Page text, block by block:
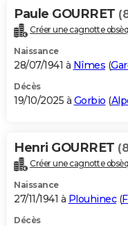
Alimentation
Guide de la santé
Maladies
Médicaments
Sommeil
VOYAGE
Destinations
City break
Voyage nature
Voyage de noces
Forum
Climat
+PHOTO
GUIDES D'ACHAT
BONS PLANS
Carte de Noël
Carte Bonne année
Carte Saint-Valentin
Carte Pâques
Carte d'anniversaire
DICTIONNAIRE
Dictionnaire
Biographies
Citations
Expressions
Proverbes
PROGRAMME TV
Paule GOURRET
Créer une cagnotte
Naissance
28/07/1941 à Nîmes (
Décès
19/10/2025 à Gorbio (
Henri GOURRET
Créer une cagnotte
Naissance
27/11/1941 à Plouhinec(
Décès